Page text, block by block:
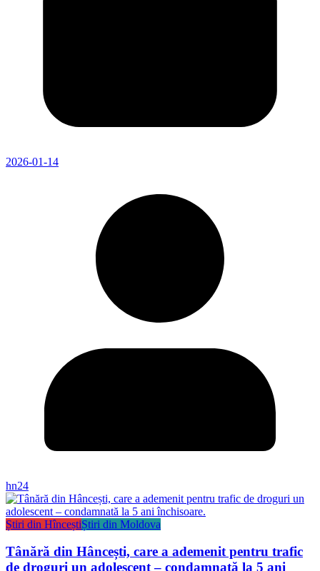
2026-01-14
hn24
Știri din HînceștiȘtiri din Moldova
Tânără din Hâncești, care a ademenit pentru trafic
de droguri un adolescent – condamnată la 5 ani